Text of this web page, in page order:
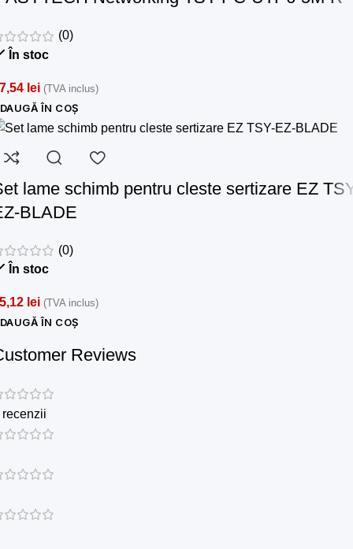
(0)
În stoc
lei (TVA inclus)
ÎN COȘ
lame schimb pentru cleste sertizare EZ
BLADE
(0)
În stoc
lei (TVA inclus)
ÎN COȘ
Reviews
recenzii